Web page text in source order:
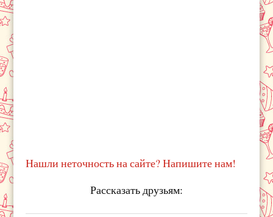
Нашли неточность на сайте? Напишите нам!
Рассказать друзьям: